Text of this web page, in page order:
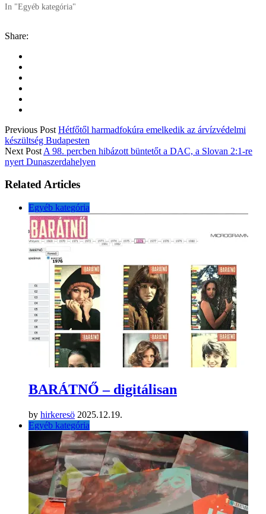
In "Egyéb kategória"
Share:
Previous Post Hétfőtől harmadfokúra emelkedik az árvízvédelmi
készültség Budapesten
Next Post A 98. percben hibázott büntetőt a DAC, a Slovan 2:1-re
nyert Dunaszerdahelyen
Related Articles
Egyéb kategória
BARÁTNŐ – digitálisan
by hirkeresö 2025.12.19.
Egyéb kategória